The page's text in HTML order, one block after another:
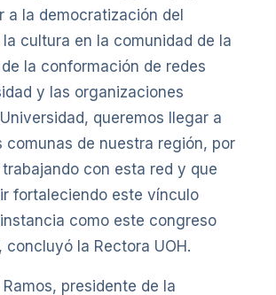
a la democratización del
cultura en la comunidad de la
la conformación de redes
y las organizaciones
queremos llegar a
comunas de nuestra región, por
trabajando con esta red y que
fortaleciendo este vínculo
como este congreso
concluyó la Rectora UOH.
presidente de la